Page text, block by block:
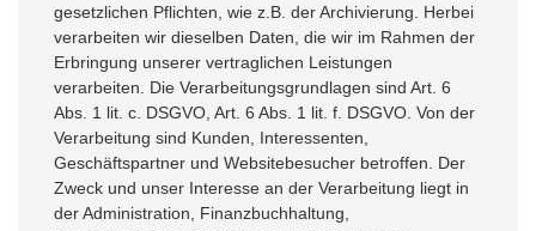
gesetzlichen Pflichten, wie z.B. der Archivierung. Herbei
verarbeiten wir dieselben Daten, die wir im Rahmen der
Erbringung unserer vertraglichen Leistungen
verarbeiten. Die Verarbeitungsgrundlagen sind Art. 6
Abs. 1 lit. c. DSGVO, Art. 6 Abs. 1 lit. f. DSGVO. Von der
Verarbeitung sind Kunden, Interessenten,
Geschäftspartner und Websitebesucher betroffen. Der
Zweck und unser Interesse an der Verarbeitung liegt in
der Administration, Finanzbuchhaltung,